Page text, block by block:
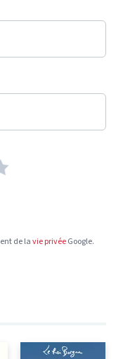
de lavie privéeGoogle.